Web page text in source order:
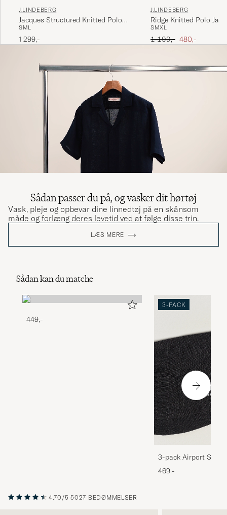
J.LINDEBERG
Jacques Structured Knitted Polo
Navy
SML
1 299,-
J.LINDEBERG
Ridge Knitted Polo
SMXL
Ordinary pris
1 199,- Nedsat pris
480,-
Sådan passer du på, og vasker dit hørtøj
Vask, pleje og opbevar dine linnedtøj på en skånsom
måde og forlæng deres levetid ved at følge disse trin.
LÆS MERE
Sådan kan du matche
449,-
3-PACK
3-pack Airport
Melange
469,-
4.70/5 5027 BEDØMMELSER